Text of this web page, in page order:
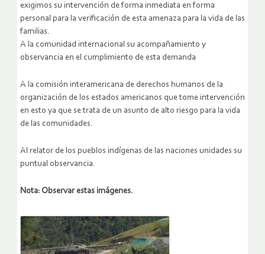
exigimos su intervención de forma inmediata en forma
personal para la verificación de esta amenaza para la vida de las
familias.
A la comunidad internacional su acompañamiento y
observancia en el cumplimiento de esta demanda
A la comisión interamericana de derechos humanos de la
organización de los estados americanos que tome intervención
en esto ya que se trata de un asunto de alto riesgo para la vida
de las comunidades.
Al relator de los pueblos indígenas de las naciones unidades su
puntual observancia.
Nota: Observar estas imágenes.